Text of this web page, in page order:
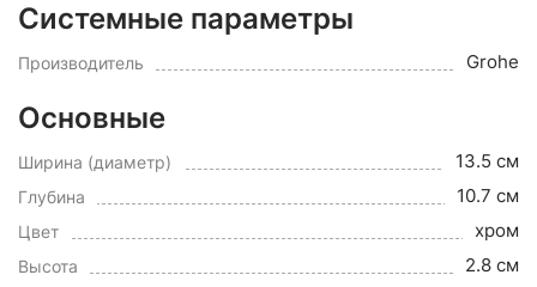
Системные параметры
Производитель Grohe
Основные
Ширина (диаметр) 13.5 см
Глубина 10.7 см
Цвет хром
Высота 2.8 см